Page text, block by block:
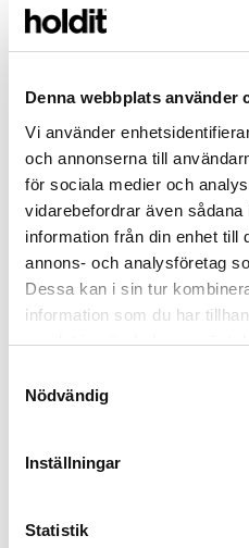
Denna webbplats använder
Vi använder
och annonserna till
för sociala medier och
vidarebefordrar även
information från din enhet till
annons- och analysföretag
Dessa kan i sin tur
information som du har
samlat in när du har använt
Nödvändig
Inställningar
Statistik
White